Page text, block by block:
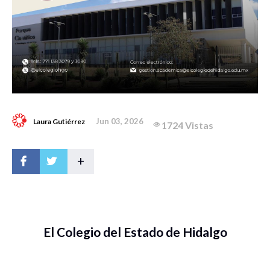
Laura Gutiérrez Jun 03, 2026 1724 Vistas
+
El Colegio del Estado de Hidalgo